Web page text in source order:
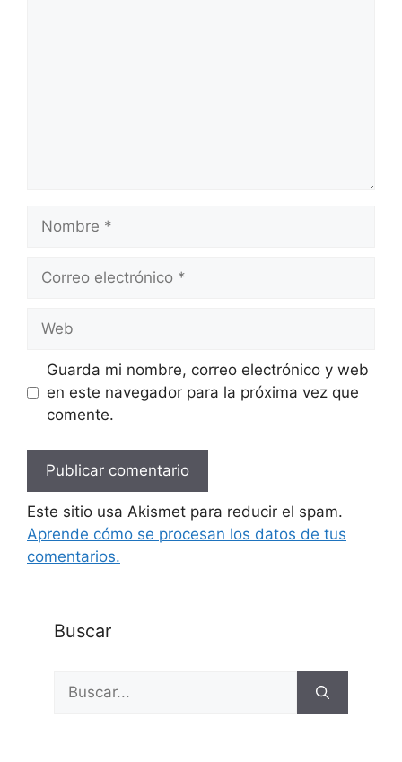
Nombre
Correo
Web
Guarda mi nombre, correo electrónico y web
en este navegador para la próxima vez que
comente.
Este sitio usa Akismet para reducir el spam.
Aprende cómo se procesan los datos de tus
comentarios.
Buscar
Buscar: